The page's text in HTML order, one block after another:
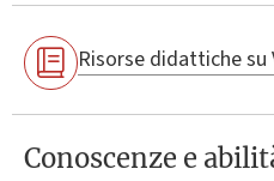
Risorse didattiche su
Conoscenze e